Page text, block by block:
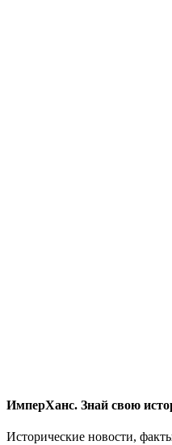
ИмперХанс. Знай свою
Исторические новости,